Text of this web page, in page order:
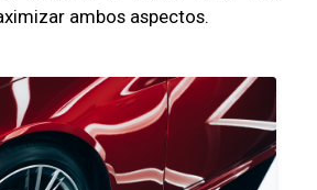
ambos aspectos.